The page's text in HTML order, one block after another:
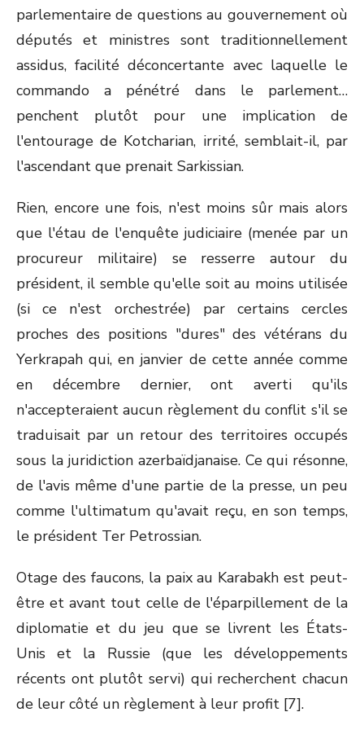
parlementaire de questions au gouvernement où
députés et ministres sont traditionnellement
assidus, facilité déconcertante avec laquelle le
commando a pénétré dans le parlement…
penchent plutôt pour une implication de
l'entourage de Kotcharian, irrité, semblait-il, par
l'ascendant que prenait Sarkissian.
Rien, encore une fois, n'est moins sûr mais alors
que l'étau de l'enquête judiciaire (menée par un
procureur militaire) se resserre autour du
président, il semble qu'elle soit au moins utilisée
(si ce n'est orchestrée) par certains cercles
proches des positions "dures" des vétérans du
Yerkrapah qui, en janvier de cette année comme
en décembre dernier, ont averti qu'ils
n'accepteraient aucun règlement du conflit s'il se
traduisait par un retour des territoires occupés
sous la juridiction azerbaïdjanaise. Ce qui résonne,
de l'avis même d'une partie de la presse, un peu
comme l'ultimatum qu'avait reçu, en son temps,
le président Ter Petrossian.
Otage des faucons, la paix au Karabakh est peut-
être et avant tout celle de l'éparpillement de la
diplomatie et du jeu que se livrent les États-
Unis et la Russie (que les développements
récents ont plutôt servi) qui recherchent chacun
de leur côté un règlement à leur profit [7].